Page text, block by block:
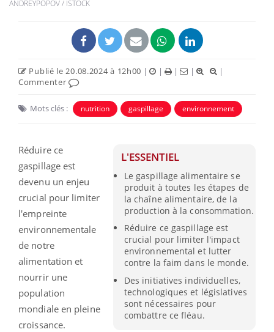
ANDREYPOPOV / ISTOCK
Publié le 20.08.2024 à 12h00 | | | |
|
Commenter
Mots clés : nutrition gaspillage environnement
L'ESSENTIEL
Le gaspillage alimentaire se
produit à toutes les étapes de
la chaîne alimentaire, de la
production à la consommation.
Réduire ce gaspillage est
crucial pour limiter l'impact
environnemental et lutter
contre la faim dans le monde.
Des initiatives individuelles,
technologiques et législatives
sont nécessaires pour
combattre ce fléau.
Réduire ce
gaspillage est
devenu un enjeu
crucial pour limiter
l'empreinte
environnementale
de notre
alimentation et
nourrir une
population
mondiale en pleine
croissance.